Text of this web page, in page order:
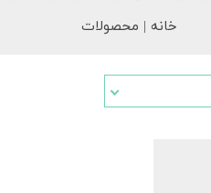
خانه | محصولات